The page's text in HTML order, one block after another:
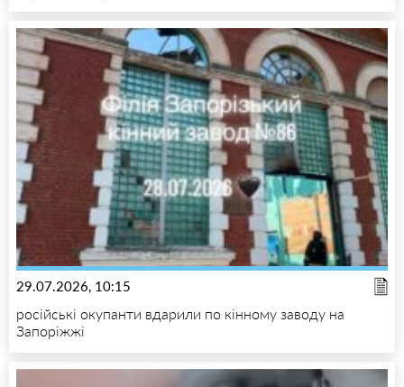
29.07.2026, 10:15
російські окупанти вдарили по кінному заводу на
Запоріжжі